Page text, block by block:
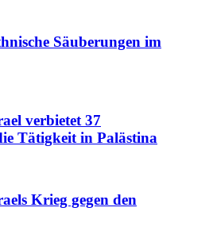
Säuberungen im
verbietet 37
Tätigkeit in Palästina
Krieg gegen den